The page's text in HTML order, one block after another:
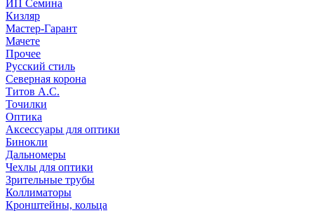
ИП Семина
Кизляр
Мастер-Гарант
Мачете
Прочее
Русский стиль
Северная корона
Титов А.С.
Точилки
Оптика
Аксессуары для оптики
Бинокли
Дальномеры
Чехлы для оптики
Зрительные трубы
Коллиматоры
Кронштейны, кольца